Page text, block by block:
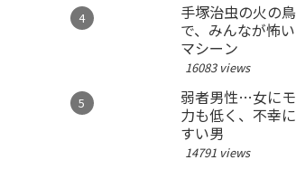
手塚治虫の火の
で、みんなが怖
マシーン
16083 views
弱者男性…女に
力も低く、不幸
すい男
14791 views